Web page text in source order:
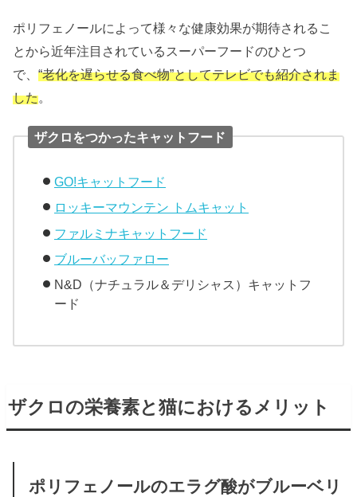
ポリフェノールによって様々な健康効果が期待されるこ
とから近年注目されているスーパーフードのひとつ
で、“老化を遅らせる食べ物”としてテレビでも紹介されま
した。
ザクロをつかったキャットフード
GO!キャットフード
ロッキーマウンテン トムキャット
ファルミナキャットフード
ブルーバッファロー
N&D（ナチュラル＆デリシャス）キャットフ
ード
ザクロの栄養素と猫におけるメリット
ポリフェノールのエラグ酸がブルーベリ